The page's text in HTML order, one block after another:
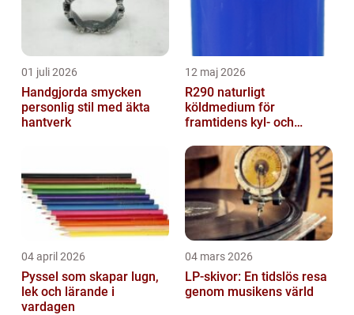
01 juli 2026
Handgjorda smycken
personlig stil med äkta
hantverk
12 maj 2026
R290 naturligt
köldmedium för
framtidens kyl- och
04 april 2026
Pyssel som skapar lugn,
lek och lärande i
vardagen
04 mars 2026
LP-skivor: En tidslös resa
genom musikens värld